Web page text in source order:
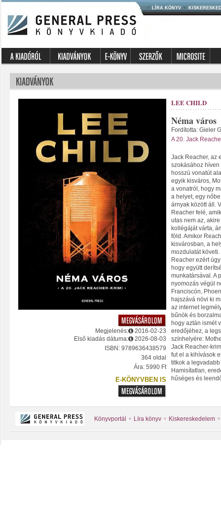
LÍRA KÖNYV
Megjelenés:
2016-02-23
Első kiadás dátuma:
2026-08-03
ISBN: 9789636438579
364 oldal
Ára: 5990 Ft
E-KÖNYVBEN IS
LEE CHILD
Néma város
Fordította: Gieler
A 20. Jack
Jack Reacher, az
szokásához híven
hosszú vonatút
egyik kisváros,
a vonatról, hogy
a helyet, egy
árnyak között áll.
Reacher felé,
utas nem az,
kollégáját várta,
föld. Amikor
kisvárosban, a
mozdulatát
Reacher ezért
hogy együtt
munkatársával. A
nyomozás végül
Franciscón,
hajszává növi ki
az internet
bűnök és
hogy aztán ismét
eredőjéhez, a
színhelyére:
Jack Reacher-
fut el a kihívások
titkok a
Hamisítatlan,
hűséges és
Könyvportál Líra könyv Kiskereskedelem